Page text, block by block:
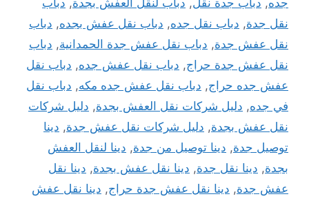
نقل جدة, دباب نقل جده, دباب نقل عفش بجده, دباب
نقل عفش جدة, دباب نقل عفش جدة الحمدانية, دباب
نقل عفش جدة حراج, دباب نقل عفش جده, دباب نقل
عفش جده حراج, دباب نقل عفش جده مكه, دباب نقل
في جده, دليل شركات نقل العفش بجدة, دليل شركات
نقل عفش بجدة, دليل شركات نقل عفش جدة, دينا
توصيل جدة, دينا توصيل من جدة, دينا لنقل العفش
بجدة, دينا نقل جدة, دينا نقل عفش بجدة, دينا نقل
عفش جدة, دينا نقل عفش جدة حراج, دينا نقل عفش